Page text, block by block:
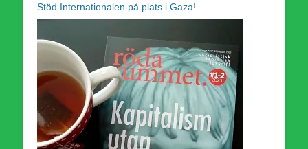
Stöd Internationalen på plats i Gaza!